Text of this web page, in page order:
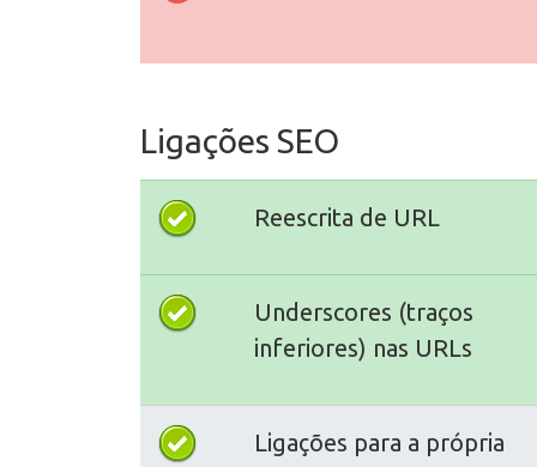
Ligações SEO
Reescrita de URL
Underscores (traços
inferiores) nas URLs
Ligações para a própria